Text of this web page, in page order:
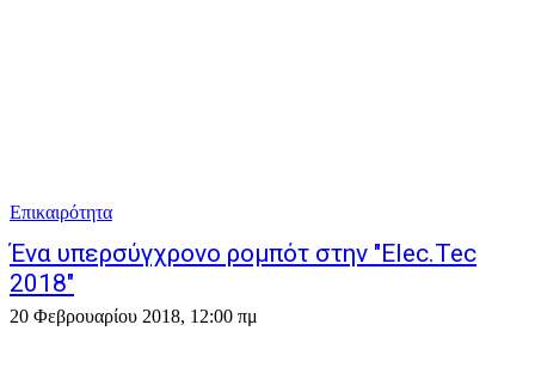
Επικαιρότητα
Ένα υπερσύγχρονο ρομπότ στην "Elec.Tec
2018"
20 Φεβρουαρίου 2018, 12:00 πμ